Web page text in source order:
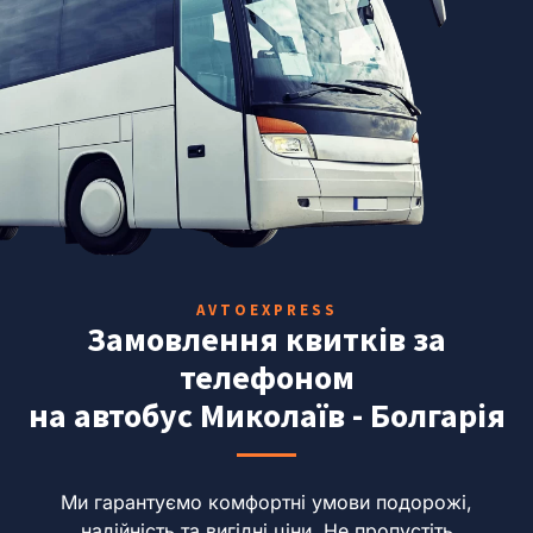
AVTOEXPRESS
Замовлення квитків за
телефоном
на автобус Миколаїв - Болгарія
Ми гарантуємо комфортні умови подорожі,